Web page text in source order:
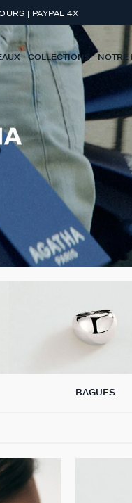
| PAYPAL 4X
COLLECTIONS NOTRE
BAGUES